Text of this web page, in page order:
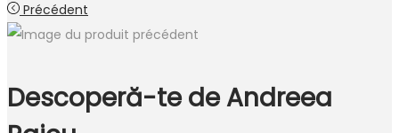
Précédent
Descoperă-te de Andreea